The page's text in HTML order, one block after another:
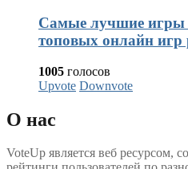
Самые лучшие игры
топовых онлайн
1005 голосов
Upvote Downvote
О нас
VoteUp является веб ресурсом,